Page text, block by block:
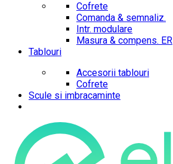
Cofrete
Comanda & semnaliz.
Intr. modulare
Masura & compens. ER
Tablouri
Accesorii tablouri
Cofrete
Scule si imbracaminte